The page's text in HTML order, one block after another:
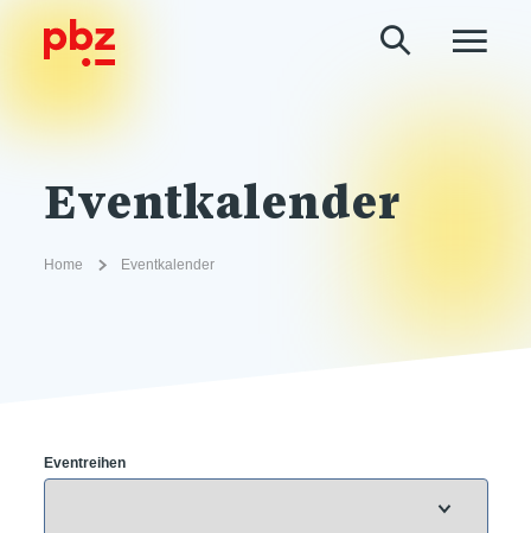
Eventkalender
Home Eventkalender
Eventreihen